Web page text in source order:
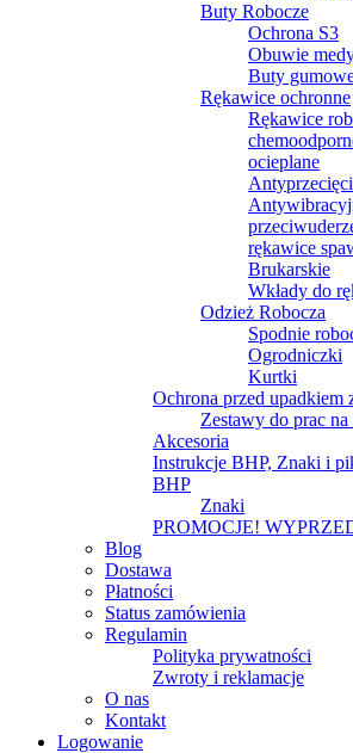
Buty Robocze
Ochrona S3
Obuwie
Buty
Rękawice ochronne
Rękawice
ocieplane
rękawice
Brukarskie
Wkłady do
Odzież Robocza
Spodnie
Ogrodniczki
Kurtki
Ochrona przed upadkiem
Zestawy do prac
Akcesoria
Instrukcje BHP, Znaki i
BHP
Znaki
PROMOCJE!
Blog
Dostawa
Płatności
Status zamówienia
Regulamin
Polityka prywatności
Zwroty i reklamacje
O nas
Kontakt
Logowanie